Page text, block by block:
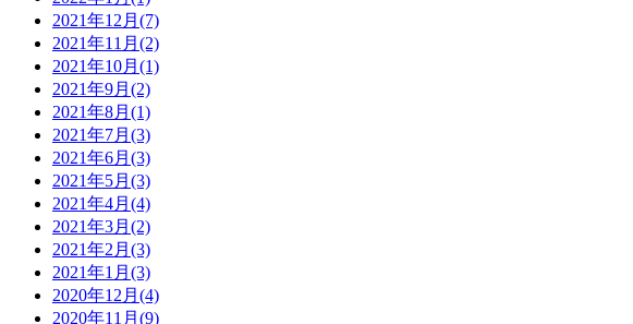
2021年12月(7)
2021年11月(2)
2021年10月(1)
2021年9月(2)
2021年8月(1)
2021年7月(3)
2021年6月(3)
2021年5月(3)
2021年4月(4)
2021年3月(2)
2021年2月(3)
2021年1月(3)
2020年12月(4)
2020年11月(9)